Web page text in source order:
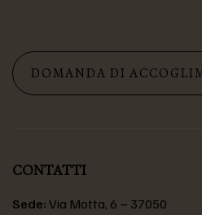
DOMANDA DI
CONTATTI
Sede: Via Motta, 6 – 37050